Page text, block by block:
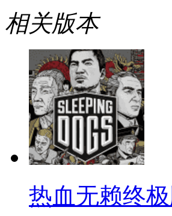
相关版本
热血无赖终